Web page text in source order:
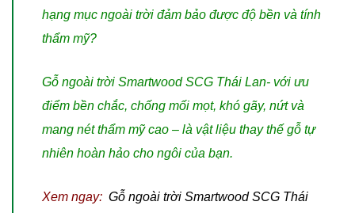
hạng mục ngoài trời đảm bảo được độ bền và tính
thẩm mỹ?
Gỗ ngoài trời Smartwood SCG Thái Lan- với ưu
điểm bền chắc, chống mối mọt, khó gãy, nứt và
mang nét thẩm mỹ cao – là vật liệu thay thế gỗ tự
nhiên hoàn hảo cho ngôi của bạn.
Xem ngay: Gỗ ngoài trời Smartwood SCG Thái